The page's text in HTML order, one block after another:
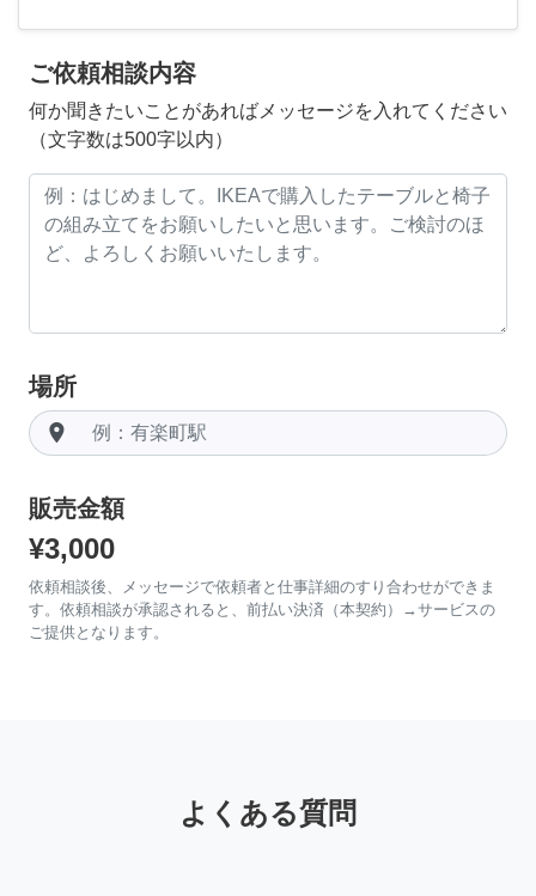
ご依頼相談内容
何か聞きたいことがあればメッセージを入れてください
（文字数は500字以内）
場所
room
販売金額
¥3,000
依頼相談後、メッセージで依頼者と仕事詳細のすり合わせができま
す。依頼相談が承認されると、前払い決済（本契約）→サービスの
ご提供となります。
よくある質問